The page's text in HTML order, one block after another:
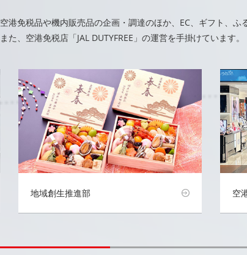
空港免税品や機内販売品の企画・調達のほか、EC、ギフト、
また、空港免税店「JAL DUTYFREE」の運営を手掛けています。
地域創生推進部 空